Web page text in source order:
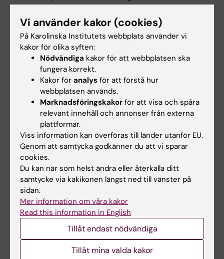
genom att minska musklernas
syreförbrukning. I dag använder elitidrottare
världen över nitrat som ett
prestationshöjande stöd.
Mattias Carlström
Ännu mer lovande är
resultaten från en brittisk
studie där över 600
patienter med hjärtinfarkt
fick nitrattabletter eller
placebo. Deltagarna följdes
under två år, och resultaten
visade en halvering av
allvarliga hjärt-
kärlhändelser, såsom nya
infarkter. Om dessa fynd
bekräftas i en större fas 3-
studie, kan nitrat bli den mest effektiva
farmakologiska åtgärden för
sekundärprevention vid hjärtinfarkt hittills.
Vi använder kakor (cookies)
På Karolinska Institutets webbplats använder vi
kakor för olika syften:
Nödvändiga kakor för att webbplatsen ska
fungera korrekt.
Kakor för analys för att förstå hur
webbplatsen används.
Marknadsföringskakor för att visa och spåra
relevant innehåll och annonser från externa
plattformar.
Viss information kan överföras till länder utanför EU.
Genom att samtycka godkänner du att vi sparar
cookies.
Du kan när som helst ändra eller återkalla ditt
samtycke via kakikonen längst ned till vänster på
sidan.
Mer information om våra kakor
Read this information in English
Tillåt endast nödvändiga
Tillåt mina valda kakor